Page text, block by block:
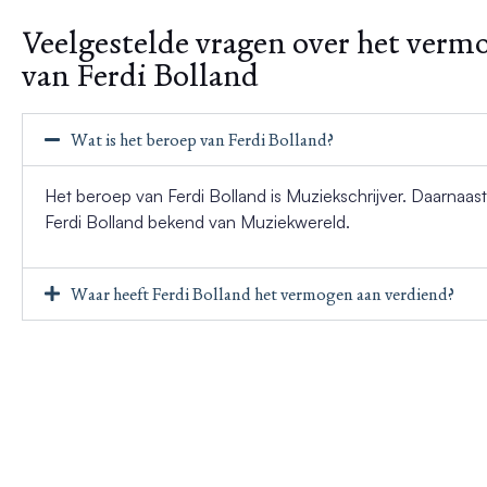
Veelgestelde vragen over het
van Ferdi Bolland
Wat is het beroep van Ferdi Bolland?
Het beroep van Ferdi Bolland is Muziekschrijver.
Ferdi Bolland bekend van Muziekwereld.
Waar heeft Ferdi Bolland het vermogen aan verdiend?